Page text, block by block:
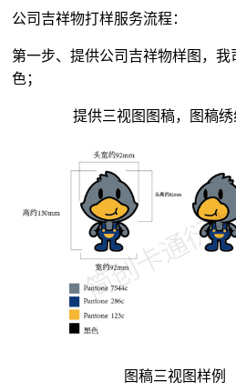
公司吉祥物打样服务流程：
第一步、提供公司吉祥物样图，
色；
提供三视图图稿，图稿
图稿三视图样例